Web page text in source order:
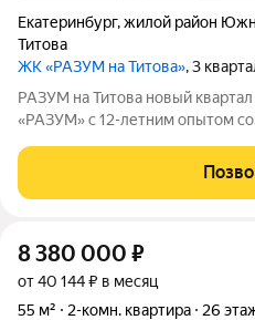
Екатеринбург,жилой район
Титова
ЖК «РАЗУМ на Титова», 3
РАЗУМ на Титова новый квартал от федерального девелопера
«РАЗУМ» с 12-летним опытом
Монтёрская, Титова и
районе создан по концепции
8 380 000 ₽
от 40 144 ₽ в месяц
55 м²
2-комн. квартира 26